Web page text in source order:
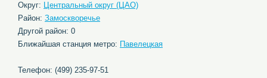
Округ: Центральный округ (ЦАО)
Район: Замоскворечье
Другой район: 0
Ближайшая станция метро: Павелецкая
Телефон: (499) 235-97-51